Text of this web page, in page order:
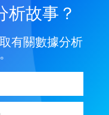
析故事？
有關數據分析